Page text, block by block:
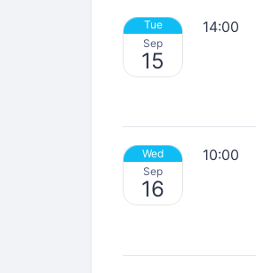
Tue
Sep
15
14:00
Wed
Sep
16
10:00